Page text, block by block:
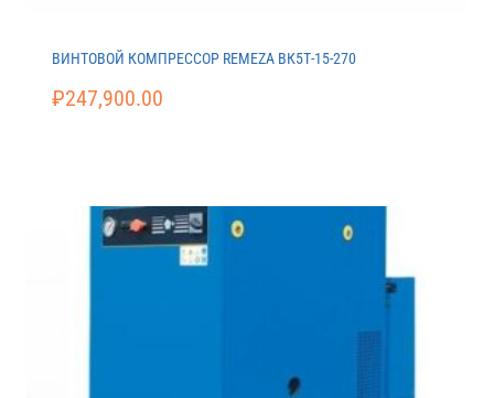
ВИНТОВОЙ КОМПРЕССОР REMEZA ВК5Т-15-270
₽247,900.00